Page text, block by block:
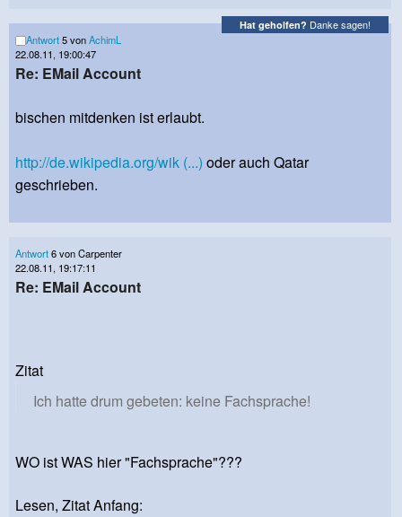
Hat geholfen? Danke sagen!
Antwort5 vonAchimL
22.08.11, 19:00:47
Re: EMail Account
bischen mitdenken ist erlaubt.
http://de.wikipedia.org/wik (...) oder auch Qatar
geschrieben.
Antwort6 von Carpenter
22.08.11, 19:17:11
Re: EMail Account
Zitat
Ich hatte drum gebeten: keine Fachsprache!
WO ist WAS hier "Fachsprache"???
Lesen, Zitat Anfang: